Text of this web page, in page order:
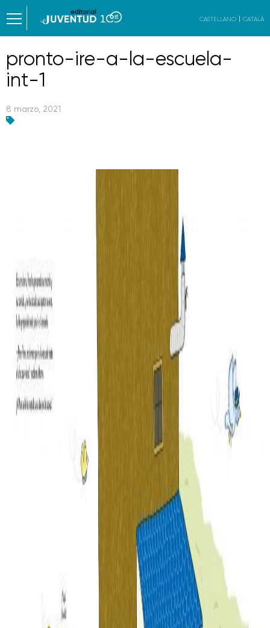
CASTELLANO CATALÀ
pronto-ire-a-la-escuela-
int-1
8 marzo, 2021